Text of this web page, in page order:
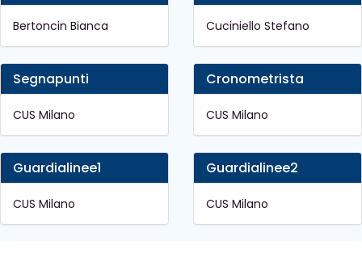
Bertoncin Bianca Cuciniello Stefano
Segnapunti
CUS Milano
Cronometrista
CUS Milano
Guardialinee1
CUS Milano
Guardialinee2
CUS Milano